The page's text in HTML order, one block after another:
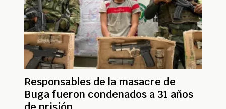
Responsables de la masacre de
Buga fueron condenados a 31 años